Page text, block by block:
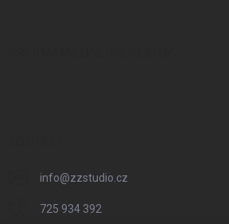
info@zzstudio.cz
725 934 392